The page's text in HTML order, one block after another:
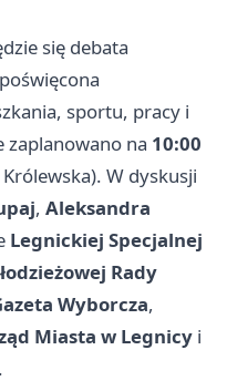
się debata
sportu, pracy i
zaplanowano na 10:00
Królewska). W dyskusji
, Aleksandra
Legnickiej Specjalnej
Rady
Wyborcza,
Miasta w Legnicy i
.